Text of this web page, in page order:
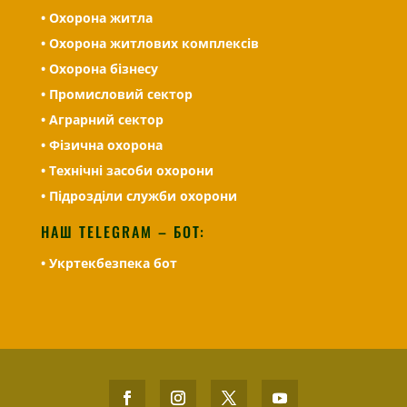
• Охорона житла
• Охорона житлових комплексів
• Охорона бізнесу
• Промисловий сектор
• Аграрний сектор
• Фізична охорона
• Технічні засоби охорони
• Підрозділи служби охорони
НАШ TELEGRAM – БОТ:
• Укртекбезпека бот